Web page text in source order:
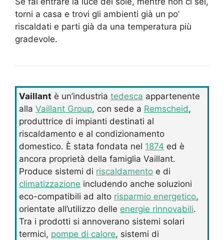
torni a casa e trovi gli ambienti già un po’
riscaldati e parti già da una temperatura più
gradevole.
Vaillant è un’industria tedesca appartenente
alla Vaillant Group, con sede a Remscheid,
produttrice di impianti destinati al
riscaldamento e al condizionamento
domestico. È stata fondata nel 1874 ed è
ancora proprietà della famiglia Vaillant.
Produce sistemi di riscaldamento e di
climatizzazione includendo anche soluzioni
eco-compatibili ad alto risparmio energetico,
orientate all’utilizzo delle energie rinnovabili.
Tra i prodotti si annoverano sistemi solari
termici, pompe di calore, sistemi di